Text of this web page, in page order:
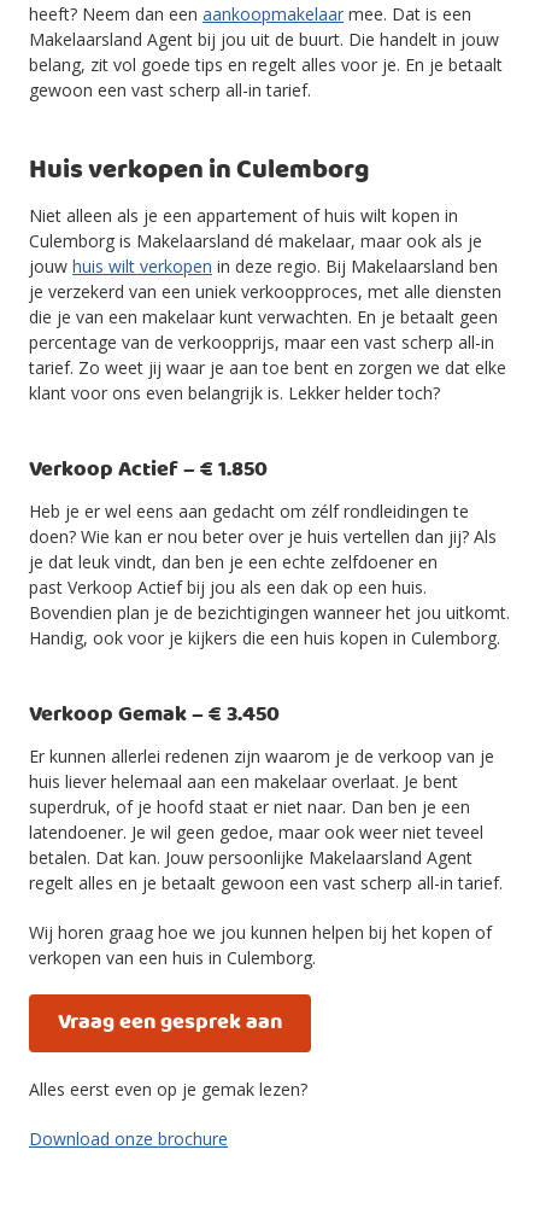
heeft? Neem dan een aankoopmakelaar mee. Dat is een
Makelaarsland Agent bij jou uit de buurt. Die handelt in jouw
belang, zit vol goede tips en regelt alles voor je. En je betaalt
gewoon een vast scherp all-in tarief.
Huis verkopen in Culemborg
Niet alleen als je een appartement of huis wilt kopen in
Culemborg is Makelaarsland dé makelaar, maar ook als je
jouw huis wilt verkopen in deze regio. Bij Makelaarsland ben
je verzekerd van een uniek verkoopproces, met alle diensten
die je van een makelaar kunt verwachten. En je betaalt geen
percentage van de verkoopprijs, maar een vast scherp all-in
tarief. Zo weet jij waar je aan toe bent en zorgen we dat elke
klant voor ons even belangrijk is. Lekker helder toch?
Verkoop Actief – € 1.850
Heb je er wel eens aan gedacht om zélf rondleidingen te
doen? Wie kan er nou beter over je huis vertellen dan jij? Als
je dat leuk vindt, dan ben je een echte zelfdoener en
past Verkoop Actief bij jou als een dak op een huis.
Bovendien plan je de bezichtigingen wanneer het jou uitkomt.
Handig, ook voor je kijkers die een huis kopen in Culemborg.
Verkoop Gemak – € 3.450
Er kunnen allerlei redenen zijn waarom je de verkoop van je
huis liever helemaal aan een makelaar overlaat. Je bent
superdruk, of je hoofd staat er niet naar. Dan ben je een
latendoener. Je wil geen gedoe, maar ook weer niet teveel
betalen. Dat kan. Jouw persoonlijke Makelaarsland Agent
regelt alles en je betaalt gewoon een vast scherp all-in tarief.
Wij horen graag hoe we jou kunnen helpen bij het kopen of
verkopen van een huis in Culemborg.
Vraag een gesprek aan
Alles eerst even op je gemak lezen?
Download onze brochure